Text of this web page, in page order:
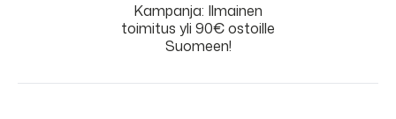
Kampanja: Ilmainen
toimitus yli 90€ ostoille
Suomeen!